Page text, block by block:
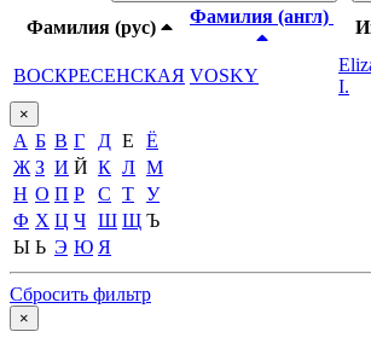
Фамилия (рус)
Фамилия (англ)
ВОСКРЕСЕНСКАЯ VOSKY
I.
×
А Б В Г Д Е
Ё
Ж З И Й К Л М
Н О П Р С Т У
Ф Х Ц Ч Ш Щ Ъ
Ы Ь Э Ю Я
Сбросить фильтр
×